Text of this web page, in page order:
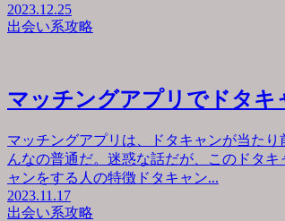
2023.12.25
出会い系攻略
マッチングアプリでドタキ
マッチングアプリは、ドタキャンが当た
んなの普通だ。迷惑な話だが、このドタ
ャンをする人の特徴ドタキャン...
2023.11.17
出会い系攻略